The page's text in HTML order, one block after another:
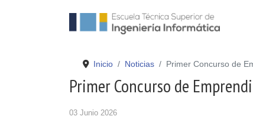
Inicio Noticias Primer Concurso de
Primer Concurso de
03 Junio 2026